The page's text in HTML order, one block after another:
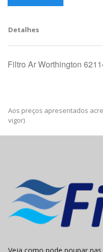
Detalhes
Filtro Ar Worthington
Aos preços apresentados
vigor)